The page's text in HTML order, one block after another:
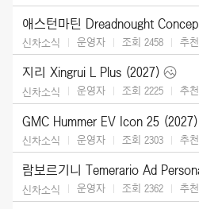
신차소식 운영자 조회 2458 추천
지리 Xingrui L Plus (2027)
신차소식 운영자 조회 2225 추천
GMC Hummer EV Icon 25 (2027)
신차소식 운영자 조회 2303 추천
신차소식 운영자 조회 2362 추천